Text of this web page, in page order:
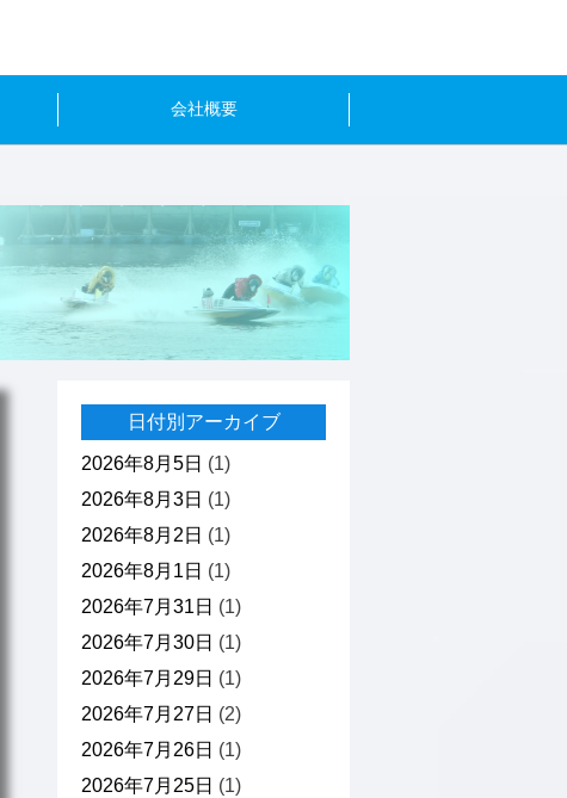
会社概要
日付別アーカイブ
2026年8月5日 (1)
2026年8月3日 (1)
2026年8月2日 (1)
2026年8月1日 (1)
2026年7月31日 (1)
2026年7月30日 (1)
2026年7月29日 (1)
2026年7月27日 (2)
2026年7月26日 (1)
2026年7月25日 (1)